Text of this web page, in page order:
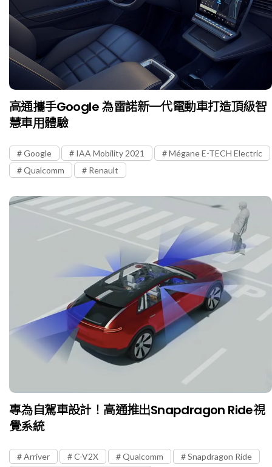
高通攜手Google 為雷諾新一代電動車打造頂級智
慧車用體驗
Google IAA Mobility 2021
Mégane E-TECH Electric
Qualcomm
Renault
專為自駕車設計！高通推出Snapdragon Ride視
覺系統
Arriver C-V2X Qualcomm
Snapdragon Ride